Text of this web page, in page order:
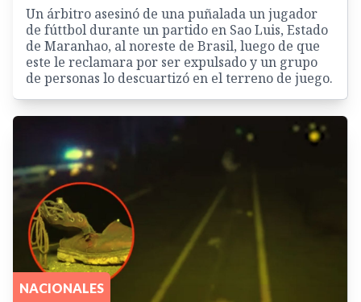
Un árbitro asesinó de una puñalada un jugador
de fúttbol durante un partido en Sao Luis, Estado
de Maranhao, al noreste de Brasil, luego de que
este le reclamara por ser expulsado y un grupo
de personas lo descuartizó en el terreno de juego.
NACIONALES